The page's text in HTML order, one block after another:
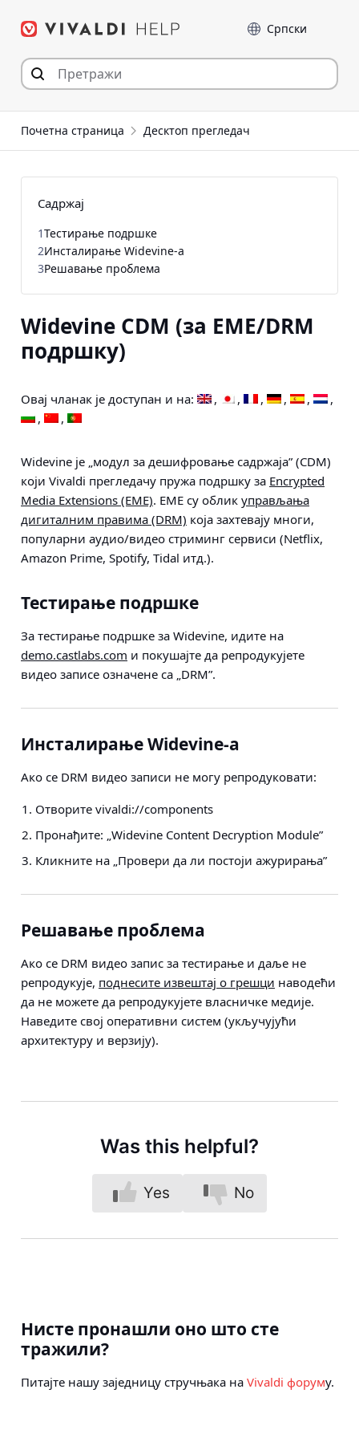
Језик
Почетна страница Десктоп прегледач
Widevine CDM (за EME/DRM
подршку)
Овај чланак је доступан и на:
Widevine је „модул за дешифровање садржаја” (CDM)
који Vivaldi прегледачу пружа подршку за Encrypted
Media Extensions (ЕМЕ). EME су облик управљања
дигиталним правима (DRM) која захтевају многи,
популарни аудио/видео стриминг сервиси (Netflix,
Amazon Prime, Spotify, Tidal итд.).
Тестирање подршке
За тестирање подршке за Widevine, идите на
demo.castlabs.com и покушајте да репродукујете
видео записе означене са „DRM”.
Инсталирање Widevine-а
Ако се DRM видео записи не могу репродуковати:
Отворите vivaldi://components
Пронађите: „Widevine Content Decryption Module”
Кликните на „Провери да ли постоји ажурирања”
Решавање проблема
Ако се DRM видео запис за тестирање и даље не
репродукује, поднесите извештај о грешци наводећи
да не можете да репродукујете власничке медије.
Наведите свој оперативни систем (укључујући
архитектуру и верзију).
Was this helpful?
Yes No
Садржај
1Тестирање подршке
2Инсталирање Widevine-а
3Решавање проблема
Нисте пронашли оно што сте
тражили?
Питајте нашу заједницу стручњака на Vivaldi форуму.